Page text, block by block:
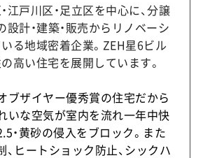
江戸川区・足立区を中心に、分譲
設計・建築・販売からリノベーシ
る地域密着企業。ZEH星6ビル
高い住宅を展開しています。
ブザイヤー優秀賞の住宅だから
いな空気が室内を流れ一年中快
・黄砂の侵入をブロック。また
、ヒートショック防止、シックハ